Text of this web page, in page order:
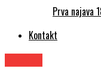
Prva najava
Kontakt